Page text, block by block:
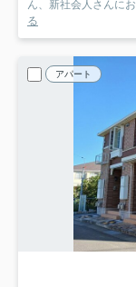
ん、新社会人さんに
る
アパート